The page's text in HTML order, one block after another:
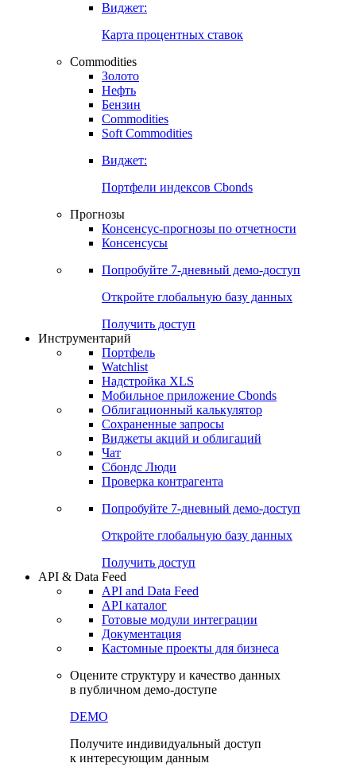
Виджет:
Карта процентных ставок
Commodities
Золото
Нефть
Бензин
Commodities
Soft Commodities
Виджет:
Портфели индексов Cbonds
Прогнозы
Консенсус-прогнозы по отчетности
Консенсусы
Попробуйте 7-дневный демо-доступ
Откройте глобальную базу данных
Получить доступ
Инструментарий
Портфель
Watchlist
Надстройка XLS
Мобильное приложение Cbonds
Облигационный калькулятор
Сохраненные запросы
Виджеты акций и облигаций
Чат
Сбондс Люди
Проверка контрагента
Попробуйте 7-дневный демо-доступ
Откройте глобальную базу данных
Получить доступ
API & Data Feed
API and Data Feed
API каталог
Готовые модули интеграции
Документация
Кастомные проекты для бизнеса
Оцените структуру и качество данных
в публичном демо-доступе
DEMO
Получите индивидуальный доступ
к интересующим данным